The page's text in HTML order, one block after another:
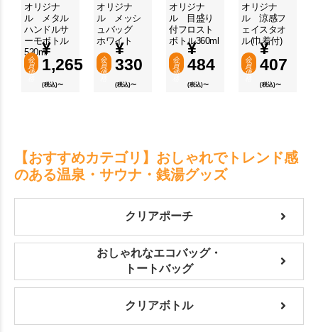
オリジナ
ル メタル
ハンドルサ
ーモボトル
520ml
会
員
価
¥
1,265
(税込)〜
オリジナ
ル メッシ
ュバッグ
ホワイト
会
員
価
¥
330
(税込)〜
オリジナ
ル 目盛り
付フロスト
ボトル360ml
会
員
価
¥
484
(税込)〜
オリジナ
ル 涼感フ
ェイスタオ
ル(巾着付)
会
員
価
¥
407
(税込)〜
【おすすめカテゴリ】おしゃれでトレンド感
のある温泉・サウナ・銭湯グッズ
クリアポーチ
おしゃれなエコバッグ・
トートバッグ
クリアボトル